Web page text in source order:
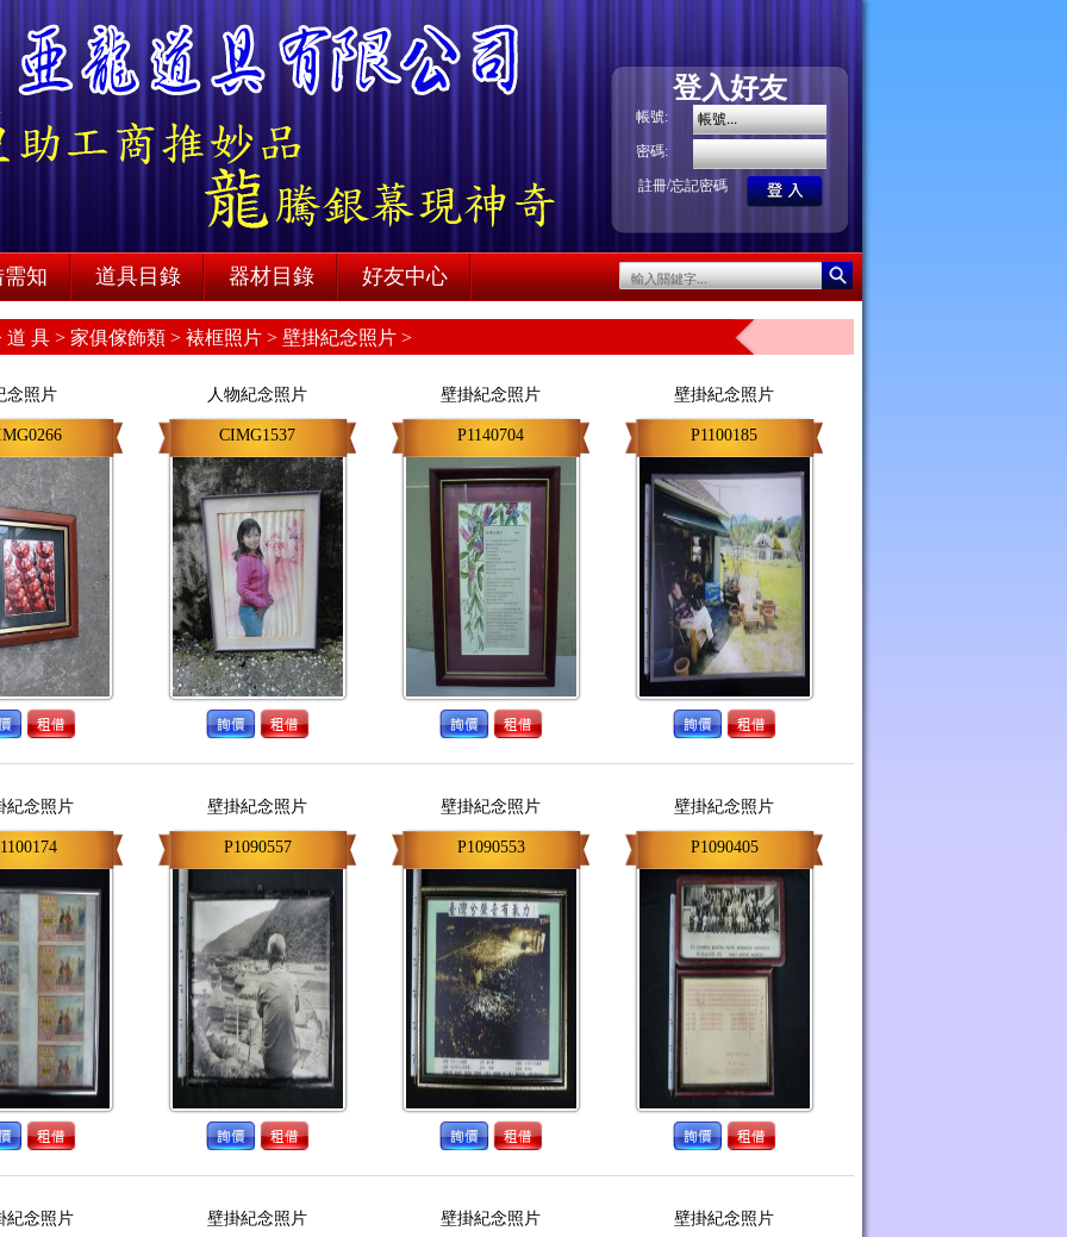
登入好友
帳號:
密碼:
註冊/忘記密碼
需知 道具目錄 器材目錄 好友中心
道 具 > 家俱傢飾類 > 裱框照片 > 壁掛紀念照片 >
念照片 人物紀念照片
CIMG1537
壁掛紀念照片
P1140704
壁掛紀念照片
P1100185
紀念照片 壁掛紀念照片
P1090557
壁掛紀念照片
P1090553
壁掛紀念照片
P1090405
紀念照片 壁掛紀念照片 壁掛紀念照片 壁掛紀念照片